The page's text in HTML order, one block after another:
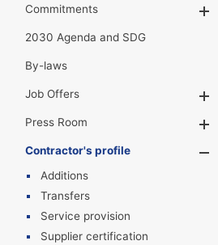
Commitments
2030 Agenda and SDG
By-laws
Job Offers
Press Room
Contractor's profile
Additions
Transfers
Service provision
Supplier certification